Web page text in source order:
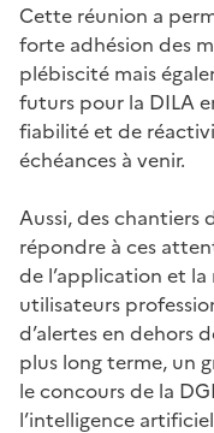
Cette réunion a
forte adhésion des
plébiscité mais
futurs pour la DILA
fiabilité et de
échéances à venir.
Aussi, des chantiers
répondre à ces
de l’application et
utilisateurs
d’alertes en dehors
plus long terme, un
le concours de la
l’intelligence